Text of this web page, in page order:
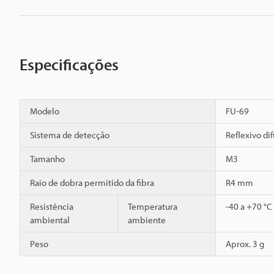
Especificações
Modelo FU-69
Sistema de detecção Reflexivo
Tamanho M3
Raio de dobra permitido da fibra R4 mm
Resistência
ambiental
Temperatura
ambiente
-40 a +70 °C
Peso Aprox. 3 g